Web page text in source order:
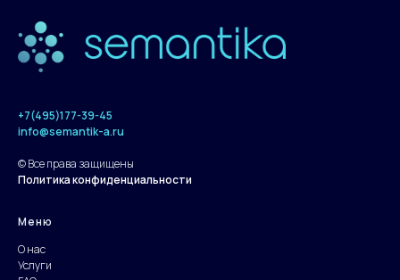
+7(495)177-39-45
info@semantik-a.ru
© Все права защищены
Политика конфиденциальности
Меню
О нас
Услуги